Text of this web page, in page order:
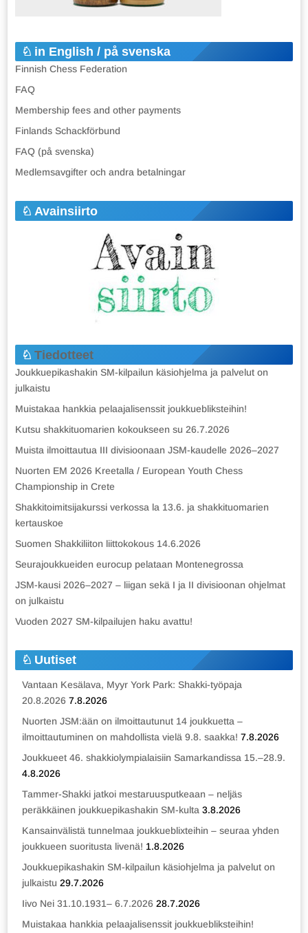
in English / på svenska
Finnish Chess Federation
FAQ
Membership fees and other payments
Finlands Schackförbund
FAQ (på svenska)
Medlemsavgifter och andra betalningar
Avainsiirto
Tiedotteet
Joukkuepikashakin SM-kilpailun käsiohjelma ja palvelut on
julkaistu
Muistakaa hankkia pelaajalisenssit joukkuebliksteihin!
Kutsu shakkituomarien kokoukseen su 26.7.2026
Muista ilmoittautua III divisioonaan JSM-kaudelle 2026–2027
Nuorten EM 2026 Kreetalla / European Youth Chess
Championship in Crete
Shakkitoimitsijakurssi verkossa la 13.6. ja shakkituomarien
kertauskoe
Suomen Shakkiliiton liittokokous 14.6.2026
Seurajoukkueiden eurocup pelataan Montenegrossa
JSM-kausi 2026–2027 – liigan sekä I ja II divisioonan ohjelmat
on julkaistu
Vuoden 2027 SM-kilpailujen haku avattu!
Uutiset
Vantaan Kesälava, Myyr York Park: Shakki-työpaja
20.8.2026 7.8.2026
Nuorten JSM:ään on ilmoittautunut 14 joukkuetta –
ilmoittautuminen on mahdollista vielä 9.8. saakka! 7.8.2026
Joukkueet 46. shakkiolympialaisiin Samarkandissa 15.–28.9.
4.8.2026
Tammer-Shakki jatkoi mestaruusputkeaan – neljäs
peräkkäinen joukkuepikashakin SM-kulta 3.8.2026
Kansainvälistä tunnelmaa joukkueblixteihin – seuraa yhden
joukkueen suoritusta livenä! 1.8.2026
Joukkuepikashakin SM-kilpailun käsiohjelma ja palvelut on
julkaistu 29.7.2026
Iivo Nei 31.10.1931– 6.7.2026 28.7.2026
Muistakaa hankkia pelaajalisenssit joukkuebliksteihin!